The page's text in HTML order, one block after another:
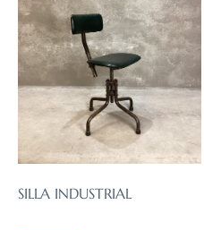
SILLA INDUSTRIAL